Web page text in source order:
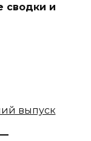
сводки и